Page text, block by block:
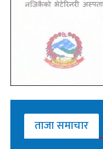
ताजा समाचार